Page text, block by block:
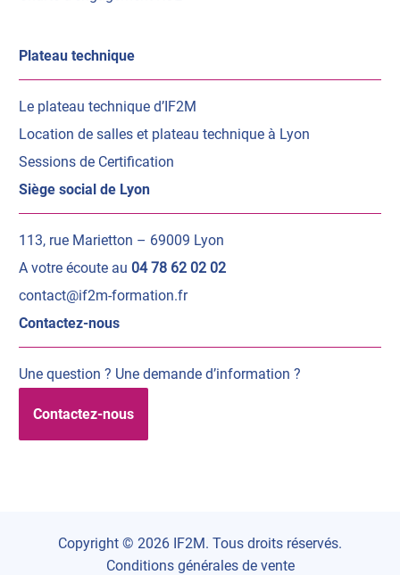
Plateau technique
Le plateau technique d’IF2M
Location de salles et plateau technique à Lyon
Sessions de Certification
Siège social de Lyon
113, rue Marietton – 69009 Lyon
A votre écoute au 04 78 62 02 02
contact@if2m-formation.fr
Contactez-nous
Une question ? Une demande d’information ?
Contactez-nous
Copyright © 2026 IF2M. Tous droits réservés.
Conditions générales de vente